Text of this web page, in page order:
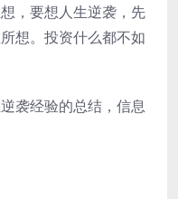
，要想人生逆袭，先
想。投资什么都不如
袭经验的总结，信息